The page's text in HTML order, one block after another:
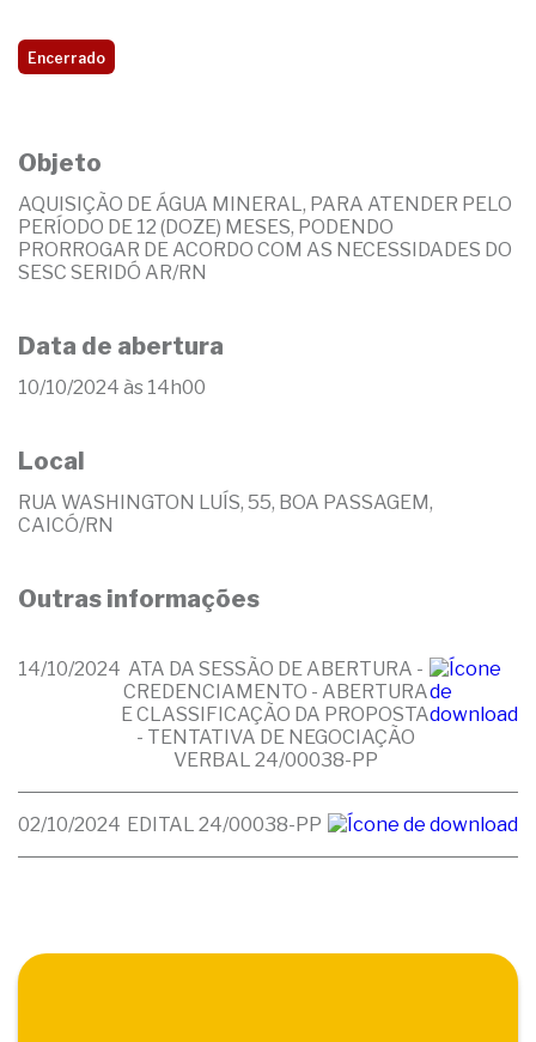
Encerrado
Objeto
AQUISIÇÃO DE ÁGUA MINERAL, PARA ATENDER PELO
PERÍODO DE 12 (DOZE) MESES, PODENDO
PRORROGAR DE ACORDO COM AS NECESSIDADES DO
SESC SERIDÓ AR/RN
Data de abertura
10/10/2024 às 14h00
Local
RUA WASHINGTON LUÍS, 55, BOA PASSAGEM,
CAICÓ/RN
Outras informações
14/10/2024 ATA DA SESSÃO DE ABERTURA -
CREDENCIAMENTO - ABERTURA
E CLASSIFICAÇÃO DA PROPOSTA
- TENTATIVA DE NEGOCIAÇÃO
VERBAL 24/00038-PP
02/10/2024 EDITAL 24/00038-PP